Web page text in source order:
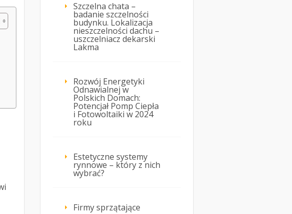
Szczelna chata –
badanie szczelności
budynku. Lokalizacja
nieszczelności dachu –
uszczelniacz dekarski
Lakma
Rozwój Energetyki
Odnawialnej w
Polskich Domach:
Potencjał Pomp Ciepła
i Fotowoltaiki w 2024
roku
Estetyczne systemy
rynnowe – który z nich
wybrać?
Firmy sprzątające